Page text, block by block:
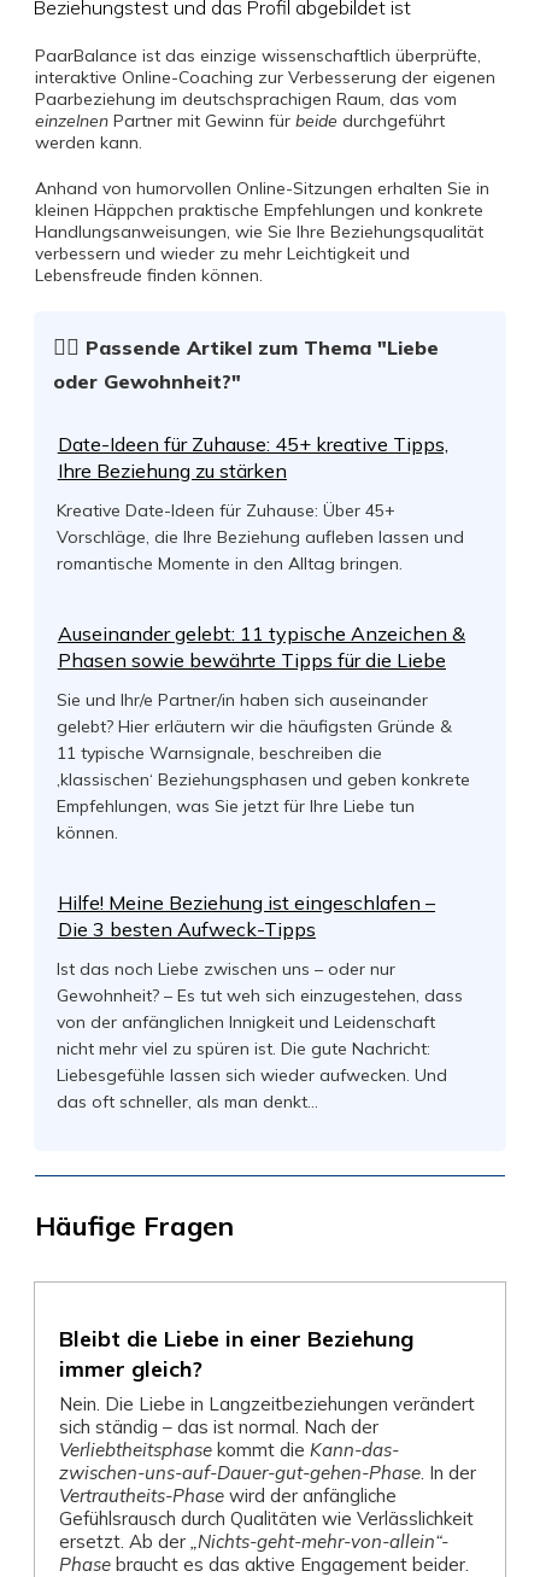
PaarBalance ist das einzige wissenschaftlich überprüfte,
interaktive Online-Coaching zur Verbesserung der eigenen
Paarbeziehung im deutschsprachigen Raum, das vom
einzelnen Partner mit Gewinn für beide durchgeführt
werden kann.
Anhand von humorvollen Online-Sitzungen erhalten Sie in
kleinen Häppchen praktische Empfehlungen und konkrete
Handlungsanweisungen, wie Sie Ihre Beziehungsqualität
verbessern und wieder zu mehr Leichtigkeit und
Lebensfreude finden können.
☝🏻 Passende Artikel zum Thema "Liebe
oder Gewohnheit?"
Date-Ideen für Zuhause: 45+ kreative Tipps,
Ihre Beziehung zu stärken
Kreative Date-Ideen für Zuhause: Über 45+
Vorschläge, die Ihre Beziehung aufleben lassen und
romantische Momente in den Alltag bringen.
Auseinander gelebt: 11 typische Anzeichen &
Phasen sowie bewährte Tipps für die Liebe
Sie und Ihr/e Partner/in haben sich auseinander
gelebt? Hier erläutern wir die häufigsten Gründe &
11 typische Warnsignale, beschreiben die
‚klassischen‘ Beziehungsphasen und geben konkrete
Empfehlungen, was Sie jetzt für Ihre Liebe tun
können.
Hilfe! Meine Beziehung ist eingeschlafen –
Die 3 besten Aufweck-Tipps
Ist das noch Liebe zwischen uns – oder nur
Gewohnheit? – Es tut weh sich einzugestehen, dass
von der anfänglichen Innigkeit und Leidenschaft
nicht mehr viel zu spüren ist. Die gute Nachricht:
Liebesgefühle lassen sich wieder aufwecken. Und
das oft schneller, als man denkt…
Häufige Fragen
Bleibt die Liebe in einer Beziehung
immer gleich?
Nein. Die Liebe in Langzeitbeziehungen verändert
sich ständig – das ist normal. Nach der
Verliebtheitsphase kommt die Kann-das-
zwischen-uns-auf-Dauer-gut-gehen-Phase. In der
Vertrautheits-Phase wird der anfängliche
Gefühlsrausch durch Qualitäten wie Verlässlichkeit
ersetzt. Ab der „Nichts-geht-mehr-von-allein“-
Phase braucht es das aktive Engagement beider.